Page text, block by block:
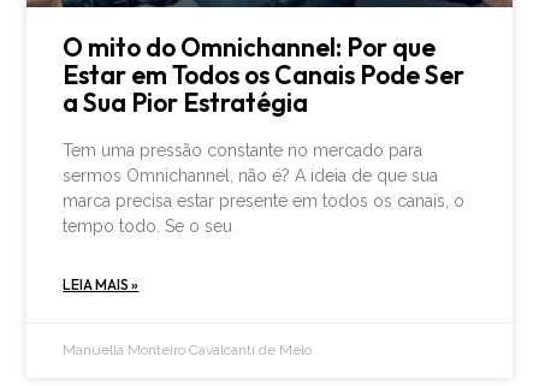
O mito do Omnichannel: Por que
Estar em Todos os Canais Pode Ser
a Sua Pior Estratégia
Tem uma pressão constante no mercado para
sermos Omnichannel, não é? A ideia de que sua
marca precisa estar presente em todos os canais, o
tempo todo. Se o seu
LEIA MAIS »
Manuella Monteiro Cavalcanti de Melo